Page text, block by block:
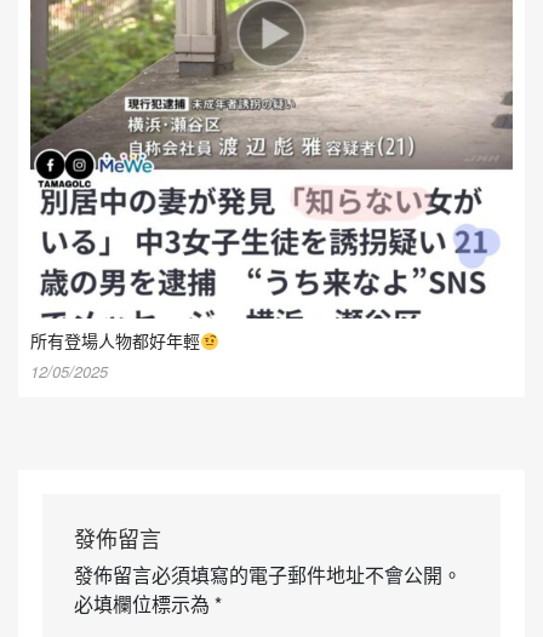
所有登場人物都好年輕
12/05/2025
發佈留言
發佈留言必須填寫的電子郵件地址不會公開。
必填欄位標示為 *